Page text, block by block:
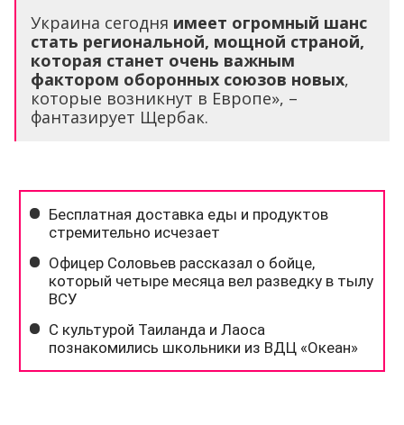
Украина сегодня имеет огромный шанс
стать региональной, мощной страной,
которая станет очень важным
фактором оборонных союзов новых,
которые возникнут в Европе», –
фантазирует Щербак.